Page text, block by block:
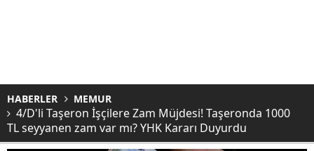
HABERLER MEMUR
4/D'li Taşeron İşçilere Zam Müjdesi! Taşeronda 1000
TL seyyanen zam var mı? YHK Kararı Duyurdu